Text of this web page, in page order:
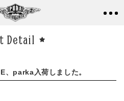
Detail
parka入荷しました。